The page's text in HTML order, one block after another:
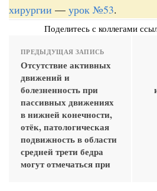
хирургии — урок №53.
Поделитесь с коллегами
ПРЕДЫДУЩАЯ ЗАПИСЬ
Отсутствие активных
движений и
болезненность при
пассивных движениях
в нижней конечности,
отёк, патологическая
подвижность в области
средней трети бедра
могут отмечаться при